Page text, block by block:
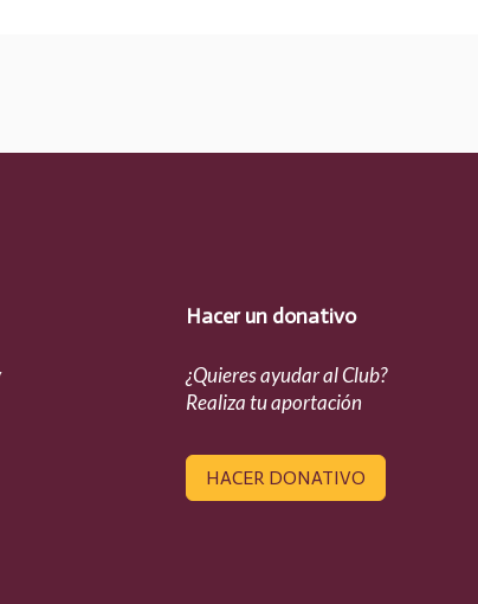
Hacer un donativo
¿Quieres ayudar al Club?
Realiza tu aportación
HACER DONATIVO